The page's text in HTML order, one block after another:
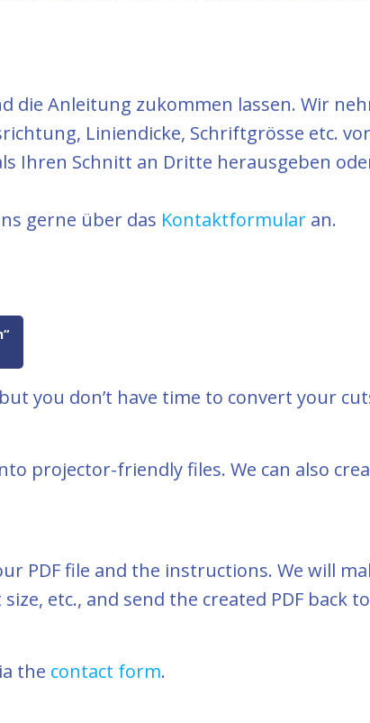
die Anleitung zukommen lassen. Wir
Liniendicke, Schriftgrösse etc.
Ihren Schnitt an Dritte herausgeben
gerne über das Kontaktformular an.
you don’t have time to convert your
projector-friendly files. We can also
PDF file and the instructions. We will
etc., and send the created PDF back
the contact form.